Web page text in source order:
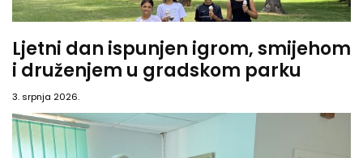
Ljetni dan ispunjen igrom, smijehom
i druženjem u gradskom parku
3. srpnja 2026.